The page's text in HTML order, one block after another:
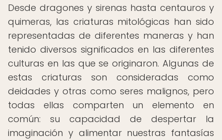
Desde dragones y sirenas hasta centauros y
quimeras, las criaturas mitológicas han sido
representadas de diferentes maneras y han
tenido diversos significados en las diferentes
culturas en las que se originaron. Algunas de
estas criaturas son consideradas como
deidades y otras como seres malignos, pero
todas ellas comparten un elemento en
común: su capacidad de despertar la
imaginación y alimentar nuestras fantasías